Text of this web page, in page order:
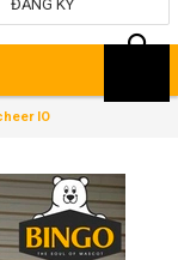
ĐĂNG KÝ
IO